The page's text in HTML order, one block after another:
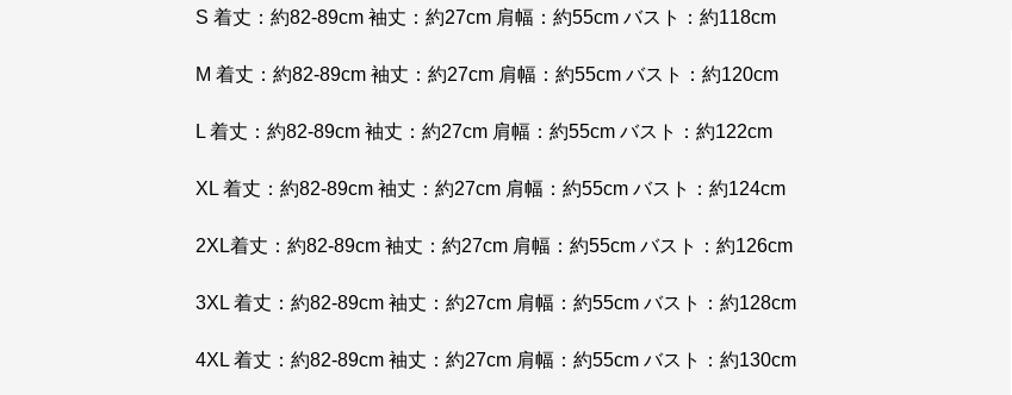
S 着丈：約82-89cm 袖丈：約27cm 肩幅：約55cm バスト：約118cm
M 着丈：約82-89cm 袖丈：約27cm 肩幅：約55cm バスト：約120cm
L 着丈：約82-89cm 袖丈：約27cm 肩幅：約55cm バスト：約122cm
XL 着丈：約82-89cm 袖丈：約27cm 肩幅：約55cm バスト：約124cm
2XL着丈：約82-89cm 袖丈：約27cm 肩幅：約55cm バスト：約126cm
3XL 着丈：約82-89cm 袖丈：約27cm 肩幅：約55cm バスト：約128cm
4XL 着丈：約82-89cm 袖丈：約27cm 肩幅：約55cm バスト：約130cm